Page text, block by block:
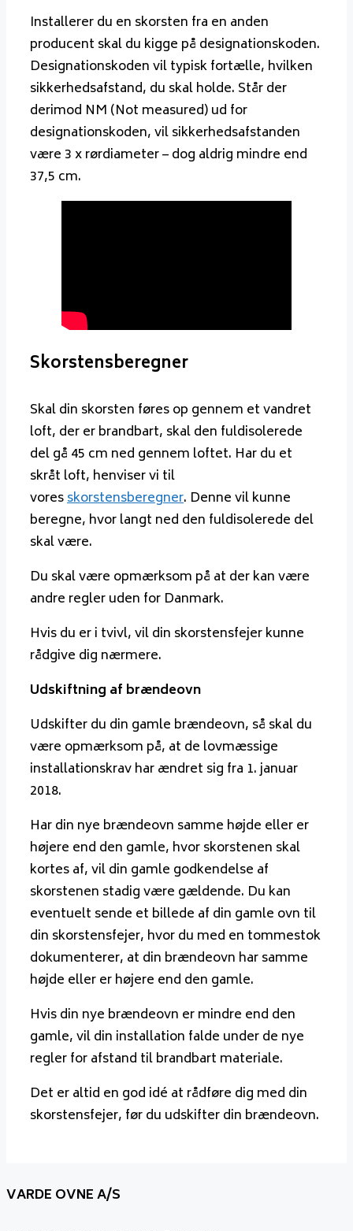
Installerer du en skorsten fra en anden
producent skal du kigge på designationskoden.
Designationskoden vil typisk fortælle, hvilken
sikkerhedsafstand, du skal holde. Står der
derimod NM (Not measured) ud for
designationskoden, vil sikkerhedsafstanden
være 3 x rørdiameter – dog aldrig mindre end
37,5 cm.
Skorstensberegner
Skal din skorsten føres op gennem et vandret
loft, der er brandbart, skal den fuldisolerede
del gå 45 cm ned gennem loftet. Har du et
skråt loft, henviser vi til
voresskorstensberegner. Denne vil kunne
beregne, hvor langt ned den fuldisolerede del
skal være.
Du skal være opmærksom på at der kan være
andre regler uden for Danmark.
Hvis du er i tvivl, vil din skorstensfejer kunne
rådgive dig nærmere.
Udskiftning af brændeovn
Udskifter du din gamle brændeovn, så skal du
være opmærksom på, at de lovmæssige
installationskrav har ændret sig fra 1. januar
2018.
Har din nye brændeovn samme højde eller er
højere end den gamle, hvor skorstenen skal
kortes af, vil din gamle godkendelse af
skorstenen stadig være gældende. Du kan
eventuelt sende et billede af din gamle ovn til
din skorstensfejer, hvor du med en tommestok
dokumenterer, at din brændeovn har samme
højde eller er højere end den gamle.
Hvis din nye brændeovn er mindre end den
gamle, vil din installation falde under de nye
regler for afstand til brandbart materiale.
Det er altid en god idé at rådføre dig med din
skorstensfejer, før du udskifter din brændeovn.
VARDE OVNE A/S